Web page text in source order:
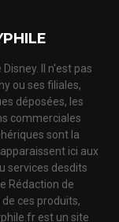
Il n'est pas
ou ses filiales,
déposées, les
commerciales
sont la
ici aux
services desdits
Rédaction de
ces produits,
est un site